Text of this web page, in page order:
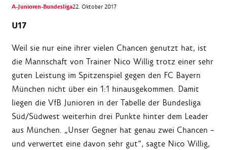
A-Junioren-Bundesliga22. Oktober 2017
U17
Weil sie nur eine ihrer vielen Chancen genutzt hat, ist
die Mannschaft von Trainer Nico Willig trotz einer sehr
guten Leistung im Spitzenspiel gegen den FC Bayern
München nicht über ein 1:1 hinausgekommen. Damit
liegen die VfB Junioren in der Tabelle der Bundesliga
Süd/Südwest weiterhin drei Punkte hinter dem Leader
aus München. „Unser Gegner hat genau zwei Chancen –
und verwertet eine davon sehr gut“, sagte Nico Willig,